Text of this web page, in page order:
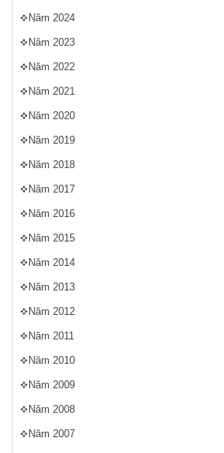
Năm 2024
Năm 2023
Năm 2022
Năm 2021
Năm 2020
Năm 2019
Năm 2018
Năm 2017
Năm 2016
Năm 2015
Năm 2014
Năm 2013
Năm 2012
Năm 2011
Năm 2010
Năm 2009
Năm 2008
Năm 2007